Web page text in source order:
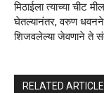
मिठाईला त्याच्या चीट
घेतल्यानंतर, वरुण धवनने
शिजवलेल्या जेवणाने ते
RELATED